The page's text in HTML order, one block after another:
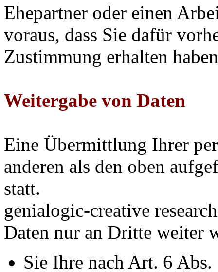
Ehepartner oder einen
voraus, dass Sie dafür
Zustimmung erhalten
Weitergabe von Daten
Eine Übermittlung Ihrer
anderen als den oben
statt.
genialogic-creative
Daten nur an Dritte weiter
Sie Ihre nach Art. 6